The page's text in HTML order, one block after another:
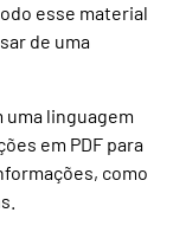
esse material
de uma
uma linguagem
em PDF para
como